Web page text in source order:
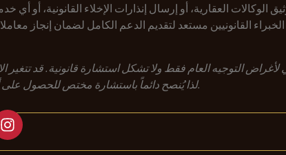
العقارية، أو إرسال إنذارات الإخلاء القانونية، أو أي
القانونيين مستعد لتقديم الدعم الكامل لضمان إنجاز
التوجيه العام فقط ولا تشكل استشارة قانونية. قد تتغير
لذا يُنصح دائماً باستشارة مختص للحصول على أحدث المعلومات.